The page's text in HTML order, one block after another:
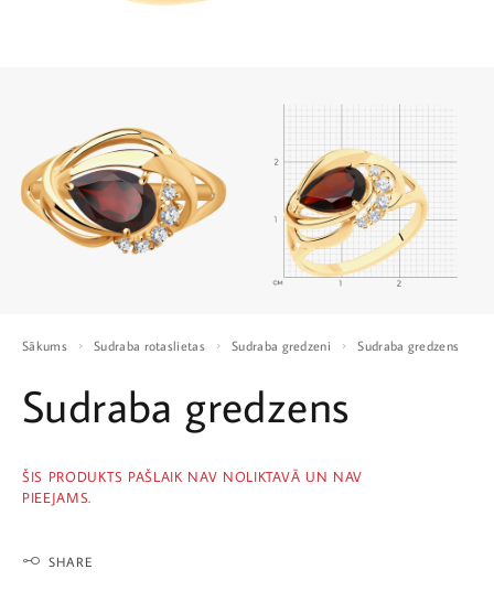
Sākums Sudraba rotaslietas Sudraba gredzeni Sudraba gredzens
Sudraba gredzens
ŠIS PRODUKTS PAŠLAIK NAV NOLIKTAVĀ UN NAV
PIEEJAMS.
SHARE